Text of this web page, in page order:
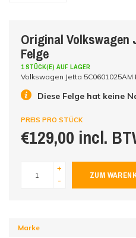
Original Volkswagen
Felge
1 STÜCK(E) AUF LAGER
Volkswagen Jetta 5C0601025AM
Diese Felge hat keine
PREIS PRO STÜCK
€129,00 incl.
+
-
ZUM
Marke